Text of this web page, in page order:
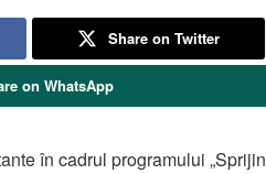
Share on Twitter
on WhatsApp
în cadrul programului „Sprijin